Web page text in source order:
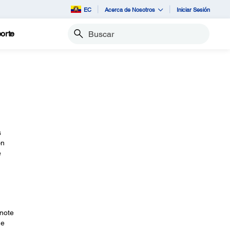
EC Acerca de Nosotros Iniciar Sesión
Buscar